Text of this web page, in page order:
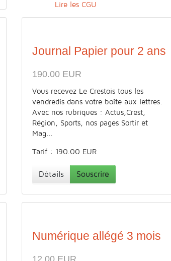
Journal Papier pour 2 ans
190.00 EUR
Vous recevez Le Crestois tous les
vendredis dans votre boîte aux lettres.
Avec nos rubriques : Actus,Crest,
Région, Sports, nos pages Sortir et
Mag...
Tarif : 190.00 EUR
Détails Souscrire
Numérique allégé 3 mois
12.00 EUR
Lire les CGU